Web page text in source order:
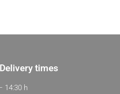
times
14:30 h